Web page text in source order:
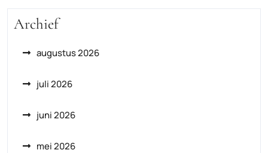
Archief
augustus 2026
juli 2026
juni 2026
mei 2026